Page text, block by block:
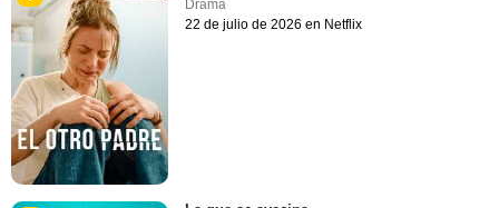
Drama
22 de julio de 2026 en Netflix